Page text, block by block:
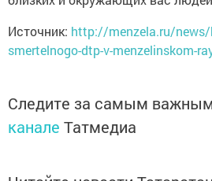
Источник: http://menzela.ru/news/
smertelnogo-dtp-v-menzelinskom-
Следите за самым
канале Татмедиа